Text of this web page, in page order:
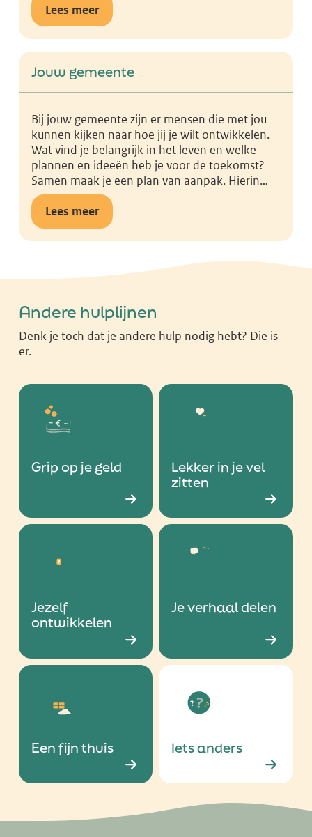
Lees meer
Jouw gemeente
Bij jouw gemeente zijn er mensen die met jou
kunnen kijken naar hoe jij je wilt ontwikkelen.
Wat vind je belangrijk in het leven en welke
plannen en ideeën heb je voor de toekomst?
Samen maak je een plan van aanpak. Hierin
staat hoe de gemeente jou verder gaat helpen.
Lees meer
Andere hulplijnen
Denk je toch dat je andere hulp nodig hebt? Die is
er.
Grip op je geld
Lekker in je vel
zitten
Jezelf
ontwikkelen
Je verhaal delen
Een fijn thuis Iets anders